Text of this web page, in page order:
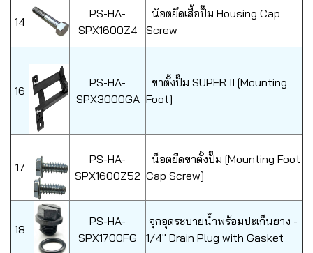
14
PS-HA-
SPX1600Z4
น้อตยึดเสื้อปั๊ม Housing Cap
Screw
16
PS-HA-
SPX3000GA
ขาตั้งปั๊ม SUPER II [Mounting
Foot]
17
PS-HA-
SPX1600Z52
น็อตยืดขาตั้งปั๊ม [Mounting Foot
Cap Screw]
18
PS-HA-
SPX1700FG
จุกอุดระบายน้ำพร้อมปะเก็นยาง -
1/4" Drain Plug with Gasket